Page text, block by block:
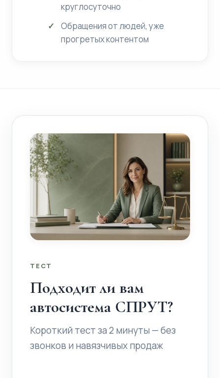
круглосуточно
Обращения от людей, уже
прогретых контентом
ТЕСТ
Подходит ли вам
автосистема СПРУТ?
Короткий тест за 2 минуты — без
звонков и навязчивых продаж